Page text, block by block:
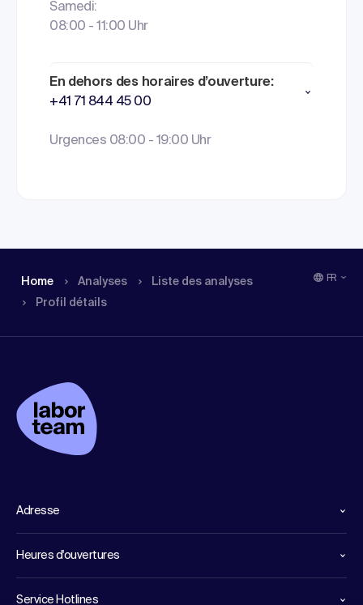
Samedi:
08:00 - 11:00 Uhr
En dehors des horaires d’ouverture:
+41 71 844 45 00
Urgences 08:00 - 19:00 Uhr
Home Analyses
Liste des analyses
Profil détails
FR
Adresse
Heures d'ouvertures
Service Hotlines